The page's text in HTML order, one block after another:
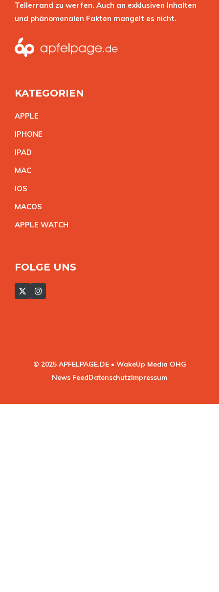
Tellerrand zu werfen. Auch an exklusiven Inhalten
und phänomenalen Fakten mangelt es nicht.
KATEGORIEN
APPLE
IPHONE
IPAD
MAC
IOS
MACOS
APPLE WATCH
FOLGE UNS
© 2025 APFELPAGE.DE • WakeUp Media OHG
News FeedDatenschutzImpressum